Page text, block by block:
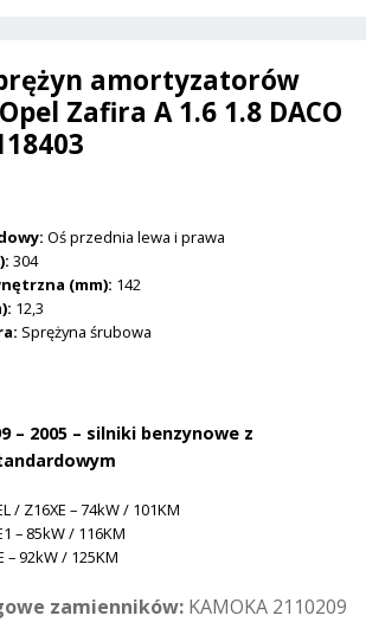
amortyzatorów
Zafira A 1.6 1.8 DACO
Oś przednia lewa i prawa
304
(mm): 142
12,3
Sprężyna śrubowa
– 2005 – silniki benzynowe z
/ Z16XE – 74kW / 101KM
– 85kW / 116KM
– 92kW / 125KM
zamienników: KAMOKA 2110209